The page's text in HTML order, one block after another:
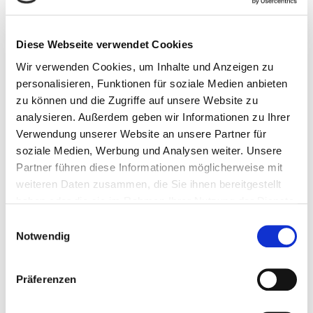
Diese Webseite verwendet Cookies
Wir verwenden Cookies, um Inhalte und Anzeigen zu
personalisieren, Funktionen für soziale Medien anbieten
zu können und die Zugriffe auf unsere Website zu
analysieren. Außerdem geben wir Informationen zu Ihrer
Verwendung unserer Website an unsere Partner für
soziale Medien, Werbung und Analysen weiter. Unsere
Partner führen diese Informationen möglicherweise mit
weiteren Daten zusammen, die Sie ihnen bereitgestellt
Notwendig
Präferenzen
Über den Bibliotheksentwicklungsplan
Der Bibliotheksentwicklungsplan (BEP) für Rheinland-Pfalz
wurde Anfang April 2025 durch das Ministerium für
Familie, Frauen, Kultur und Integration (MFFKI) vorgelegt.
Erarbeitet wurde er unter der Leitung des
Landesbibliothekszentrums Rheinland-Pfalz in
Zusammenarbeit mit einem Fachbeirat und begleitet
durch den Strategieberater Andreas Mittrowann.
Der Bibliotheksentwicklungsplan versteht sich als
zunehmend digitalisierten und vielfältigeren Gesellschaft.
Er bildet einen bedeutenden Baustein zur Umsetzung der
Maßnahmen. Basierend auf einer Analyse des aktuellen